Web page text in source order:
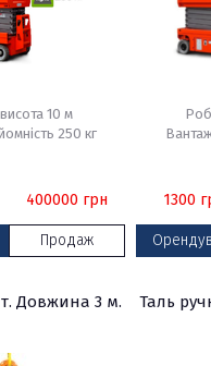
10 м
250 кг
400000 грн
Продаж
1300
Довжина 3 м. Таль